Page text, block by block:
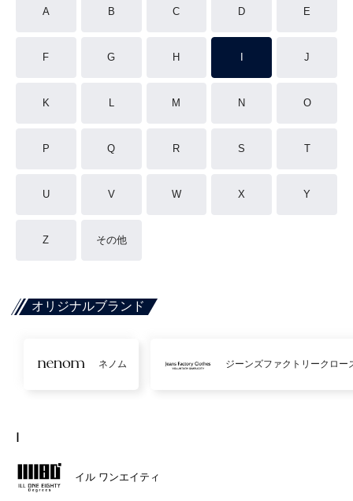
A B C D E
F G H J
K L M N O
P Q R S T
U V W X Y
Z その他
オリジナルブランド
ネノム ジーンズファクトリークロー
I
イル ワンエイティ